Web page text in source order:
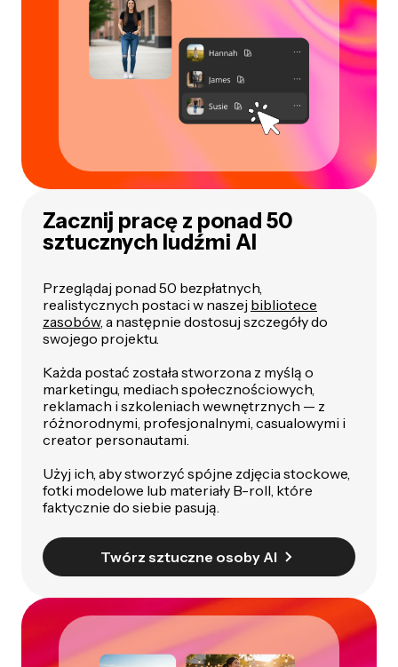
Zacznij pracę z ponad 50
sztucznych ludźmi AI
Przeglądaj ponad 50 bezpłatnych,
realistycznych postaci w naszej bibliotece
zasobów, a następnie dostosuj szczegóły do
swojego projektu.
Każda postać została stworzona z myślą o
marketingu, mediach społecznościowych,
reklamach i szkoleniach wewnętrznych — z
różnorodnymi, profesjonalnymi, casualowymi i
creator personautami.
Użyj ich, aby stworzyć spójne zdjęcia stockowe,
fotki modelowe lub materiały B-roll, które
faktycznie do siebie pasują.
Twórz sztuczne osoby AI